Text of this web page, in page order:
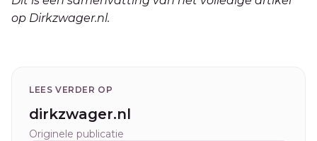
op Dirkzwager.nl.
LEES VERDER OP
dirkzwager.nl
Originele publicatie